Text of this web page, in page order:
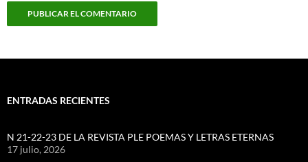
ENTRADAS RECIENTES
N 21-22-23 DE LA REVISTA PLE POEMAS Y LETRAS ETERNAS
17 julio, 2026